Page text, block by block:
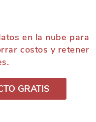
en la nube para
costos y retener
GRATIS